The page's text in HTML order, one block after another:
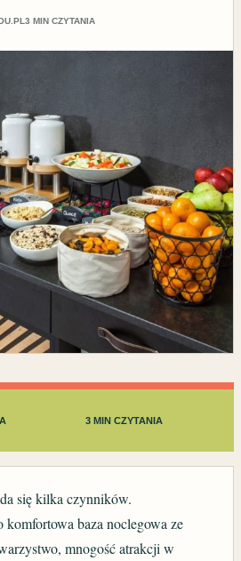
3 MIN CZYTANIA
3 MIN CZYTANIA
się kilka czynników.
baza noclegowa ze
mnogość atrakcji w